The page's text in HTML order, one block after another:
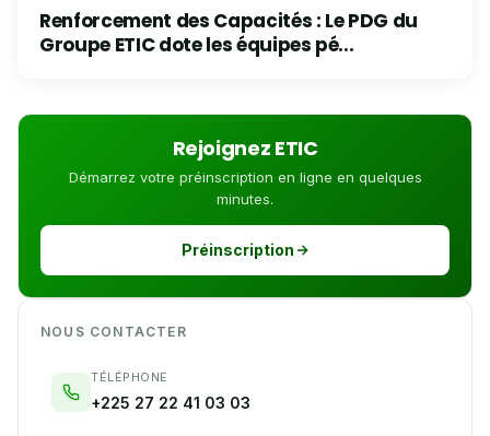
Renforcement des Capacités : Le PDG du
Groupe ETIC dote les équipes pé...
Rejoignez ETIC
Démarrez votre préinscription en ligne en quelques
minutes.
Préinscription
NOUS CONTACTER
TÉLÉPHONE
+225 27 22 41 03 03